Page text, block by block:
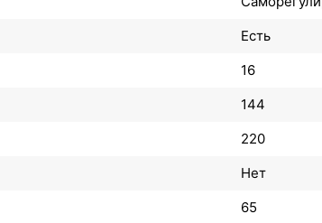
Есть
16
144
220
Нет
65